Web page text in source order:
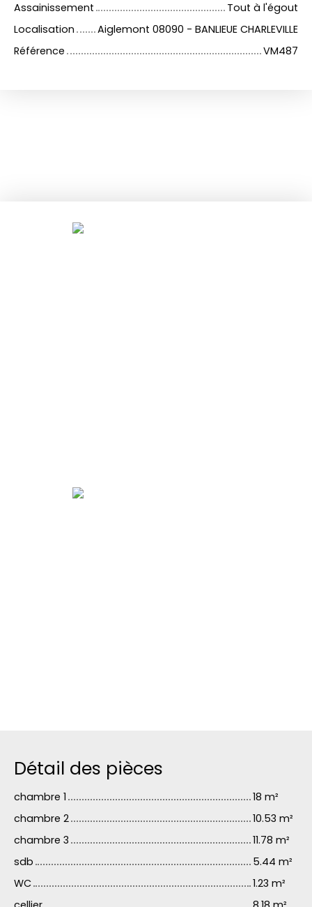
Assainissement
Tout à l'égout
Localisation
Aiglemont 08090 - BANLIEUE CHARLEVILLE
Référence
VM487
Détail des pièces
chambre 1
18 m²
chambre 2
10.53 m²
chambre 3
11.78 m²
sdb
5.44 m²
WC
1.23 m²